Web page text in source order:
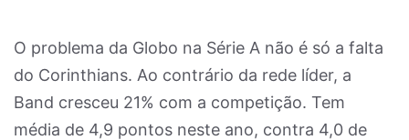
O problema da Globo na Série A não é só a falta
do Corinthians. Ao contrário da rede líder, a
Band cresceu 21% com a competição. Tem
média de 4,9 pontos neste ano, contra 4,0 de